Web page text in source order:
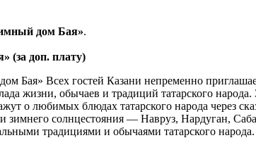
дом Бая».
(за доп. плату)
Бая» Всех гостей Казани непременно
жизни, обычаев и традиций татарского
о любимых блюдах татарского народа через
зимнего солнцестояния — Навруз, Нардуган,
традициями и обычаями татарского